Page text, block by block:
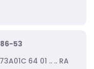
53
64 01 .. .. RA